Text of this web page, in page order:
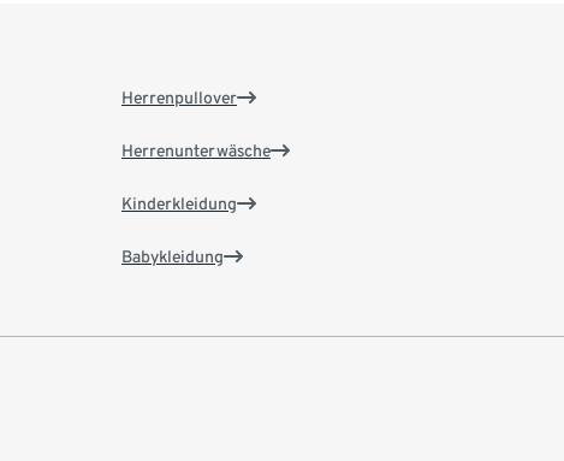
Herrenpullover
Herrenunterwäsche
Kinderkleidung
Babykleidung